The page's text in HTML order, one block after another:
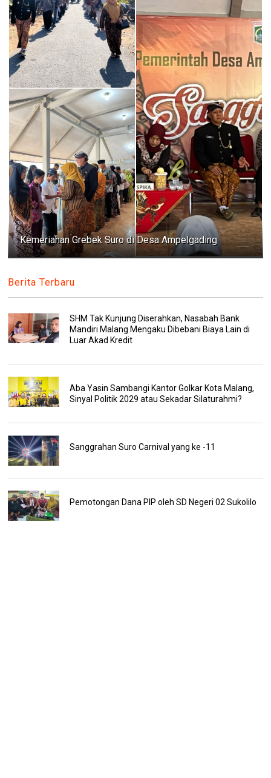
Kemeriahan Grebek Suro di Desa Ampelgading
Berita Terbaru
SHM Tak Kunjung Diserahkan, Nasabah Bank
Mandiri Malang Mengaku Dibebani Biaya Lain di
Luar Akad Kredit
Aba Yasin Sambangi Kantor Golkar Kota Malang,
Sinyal Politik 2029 atau Sekadar Silaturahmi?
Sanggrahan Suro Carnival yang ke -11
Pemotongan Dana PIP oleh SD Negeri 02 Sukolilo